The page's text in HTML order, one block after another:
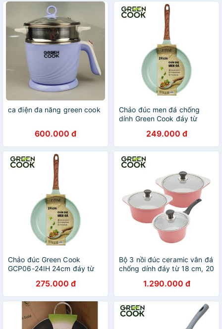
ca điện đa năng green cook
600.000 đ
Chảo đúc men đá chống
dính Green Cook đáy từ
chính hãng249.000 đ
Chảo đúc Green Cook
GCP06-24IH 24cm đáy từ
275.000 đ
Bộ 3 nồi đúc ceramic vân đá
chống dính đáy từ 18 cm, 20
GCS02 màu hồng công nghệ
Hàn Quốc
1.290.000 đ